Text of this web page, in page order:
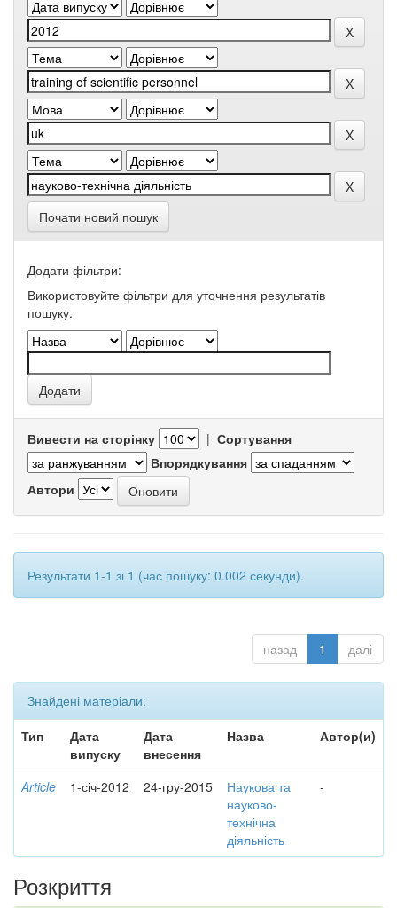
Почати новий пошук
Додати фільтри:
Використовуйте фільтри для уточнення результатів
пошуку.
Вивести на сторінку | Сортування
Впорядкування
Автори
Результати 1-1 зі 1 (час пошуку: 0.002 секунди).
назад 1 далі
Знайдені матеріали:
Тип
Дата
випуску
Дата
внесення
Назва Автор(и)
Article 1-січ-2012 24-гру-2015
Наукова та
науково-
технічна
діяльність
-
Розкриття